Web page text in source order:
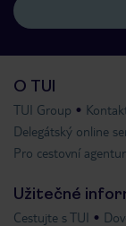
O TUI
TUI Group
Delegátský online
Pro cestovní
Užitečné
Cestujte s TUI